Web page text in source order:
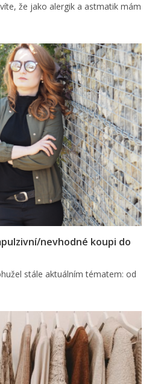
že jako alergik a astmatik mám
nevhodné koupi do
stále aktuálním tématem: od